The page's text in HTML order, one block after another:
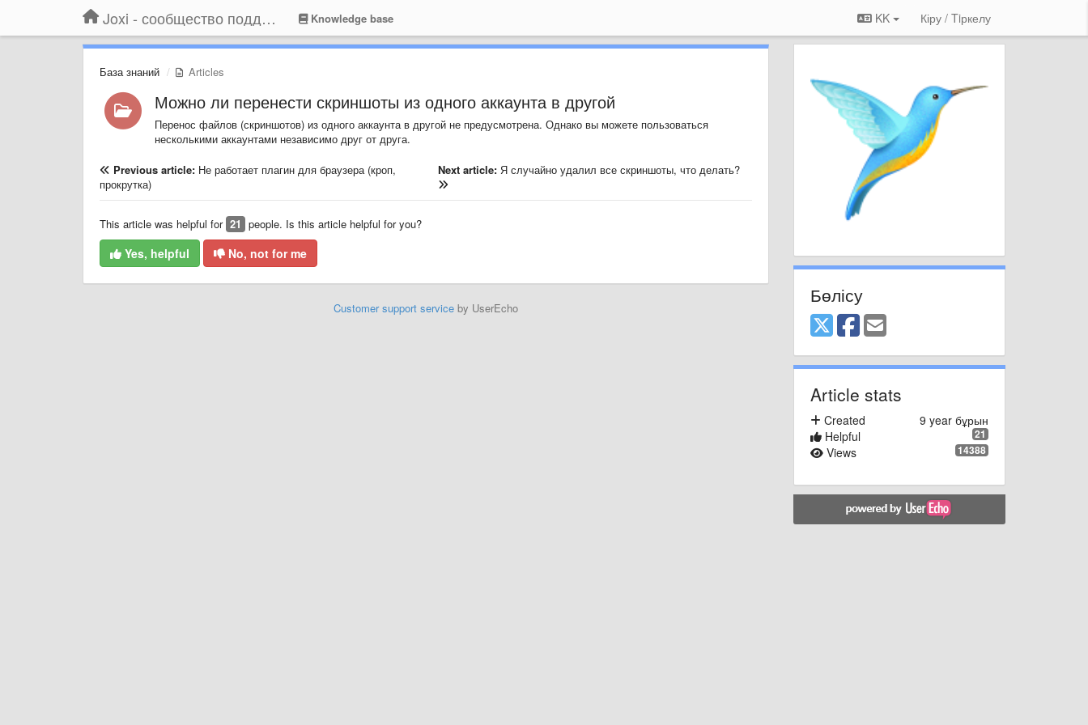
Joxi - сообщество поддержки Knowledge base KK Кіру / Tiркелу
База знаний Articles
Можно ли перенести скриншоты из одного аккаунта в другой
Перенос файлов (скриншотов) из одного аккаунта в другой не предусмотрена. Однако вы можете пользоваться
несколькими аккаунтами независимо друг от друга.
Previous article: Не работает плагин для браузера (кроп,
прокрутка)
Next article: Я случайно удалил все скриншоты, что делать?
This article was helpful for 21 people. Is this article helpful for you?
Yes, helpful No, not for me
Customer support serviceby UserEcho
Бөлісу
Article stats
9 year бұрын
Created
21
Helpful
14388
Views